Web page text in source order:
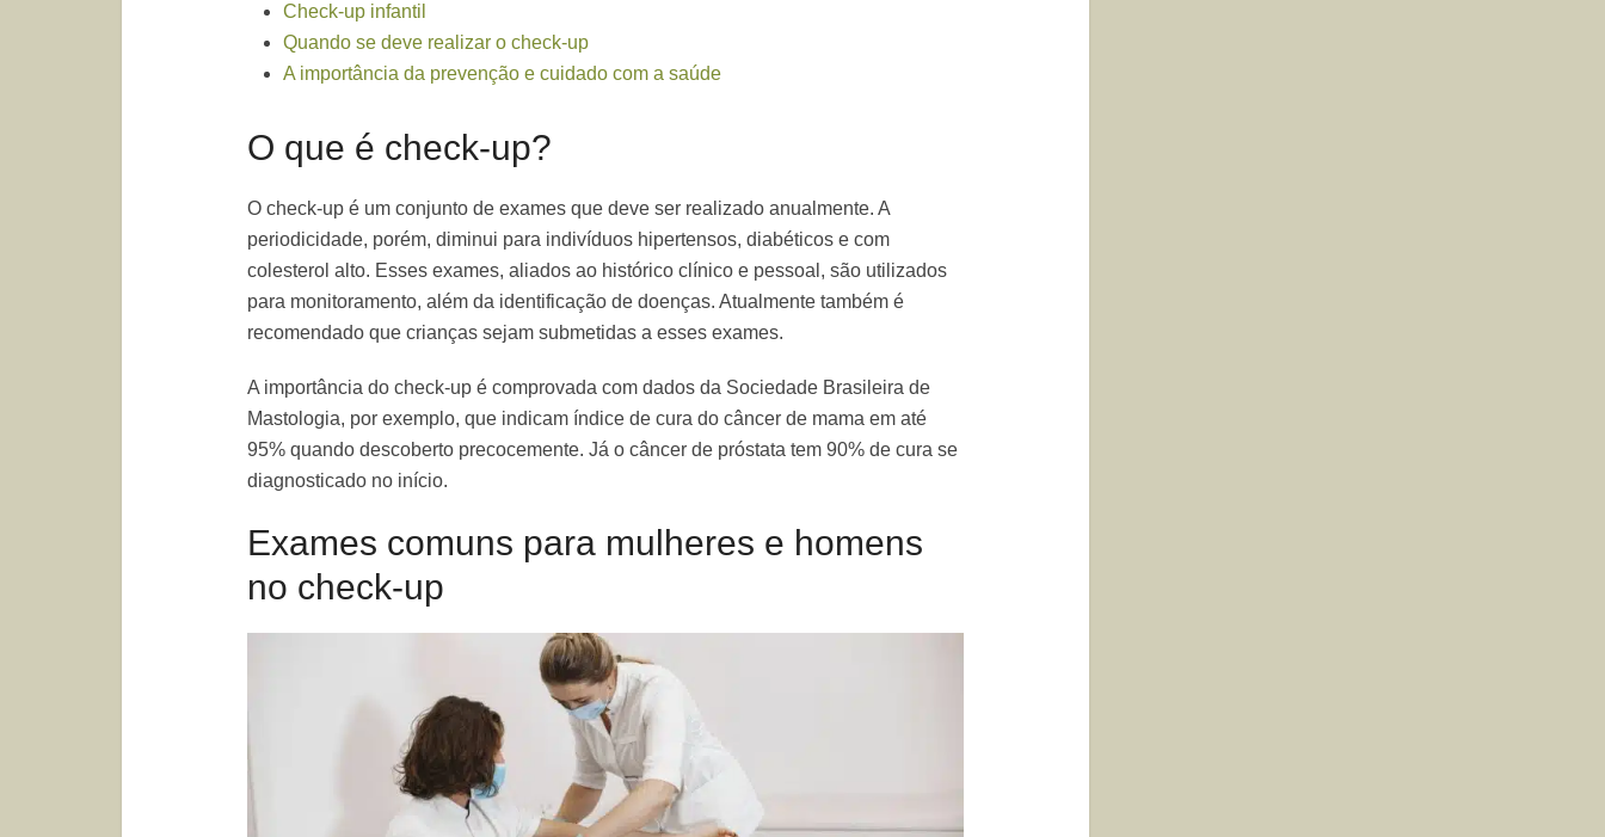
Check-up infantil
Quando se deve realizar o check-up
A importância da prevenção e cuidado com a saúde
O que é check-up?
O check-up é um conjunto de exames que deve ser realizado anualmente. A
periodicidade, porém, diminui para indivíduos hipertensos, diabéticos e com
colesterol alto. Esses exames, aliados ao histórico clínico e pessoal, são utilizados
para monitoramento, além da identificação de doenças. Atualmente também é
recomendado que crianças sejam submetidas a esses exames.
A importância do check-up é comprovada com dados da Sociedade Brasileira de
Mastologia, por exemplo, que indicam índice de cura do câncer de mama em até
95% quando descoberto precocemente. Já o câncer de próstata tem 90% de cura se
diagnosticado no início.
Exames comuns para mulheres e homens
no check-up